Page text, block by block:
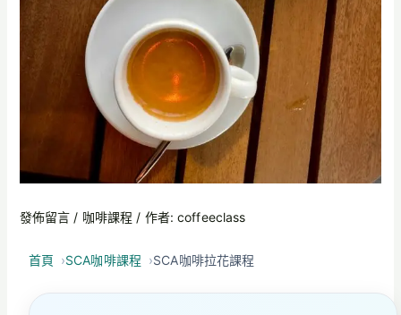
發佈留言 / 咖啡課程 / 作者:coffeeclass
首頁 SCA咖啡課程 SCA咖啡拉花課程